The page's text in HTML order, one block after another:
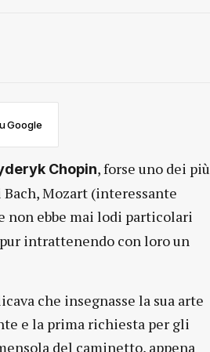
Google
Chopin, forse uno dei più
Mozart (interessante
non ebbe mai lodi particolari
intrattenendo con loro un
che insegnasse la sua arte
e la prima richiesta per gli
del caminetto, appena